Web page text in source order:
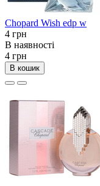
Chopard Wish edp w
4 грн
В наявності
4 грн
В кошик